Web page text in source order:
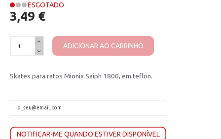
ESGOTADO
3,49 €
ADICIONAR AO CARRINHO
Skates para ratos Mionix Saiph 1800, em teflon.
NOTIFICAR-ME QUANDO ESTIVER DISPONÍVEL